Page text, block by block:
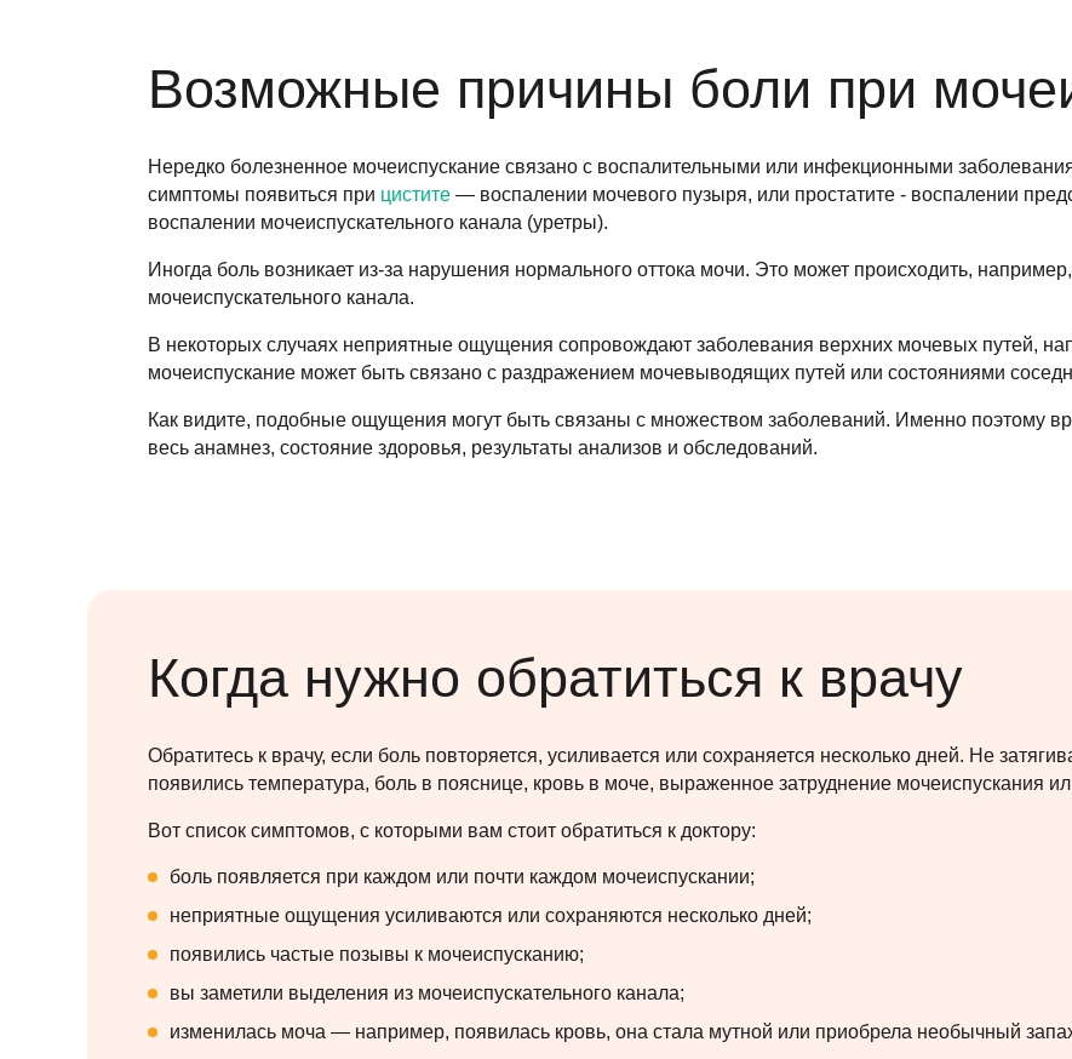
Возможные причины боли при
Нередко болезненное мочеиспускание связано с воспалительными или инфекционными
симптомы появиться при цистите — воспалении мочевого пузыря, или простатите - воспалении
воспалении мочеиспускательного канала (уретры).
Иногда боль возникает из-за нарушения нормального оттока мочи. Это может происходить,
мочеиспускательного канала.
В некоторых случаях неприятные ощущения сопровождают заболевания верхних мочевых путей,
мочеиспускание может быть связано с раздражением мочевыводящих путей или состояниями
Как видите, подобные ощущения могут быть связаны с множеством заболеваний. Именно поэтому
весь анамнез, состояние здоровья, результаты анализов и обследований.
Когда нужно обратиться к врачу
Обратитесь к врачу, если боль повторяется, усиливается или сохраняется несколько дней. Не
появились температура, боль в пояснице, кровь в моче, выраженное затруднение мочеиспускания
Вот список симптомов, с которыми вам стоит обратиться к доктору:
боль появляется при каждом или почти каждом мочеиспускании;
неприятные ощущения усиливаются или сохраняются несколько дней;
появились частые позывы к мочеиспусканию;
вы заметили выделения из мочеиспускательного канала;
изменилась моча — например, появилась кровь, она стала мутной или приобрела необычный